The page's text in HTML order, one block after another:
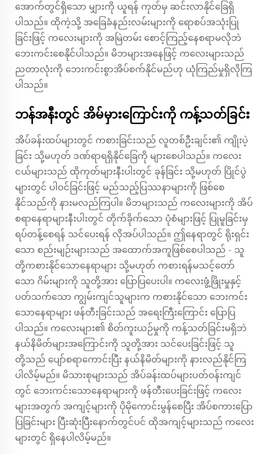
အောက်တွင်ရှိသော မျှားကို ယူရန် ကုတ်မှ ဆင်းလာနိုင်ခြေရှိ
ပါသည်။ ထိုကဲ့သို့ အခြေခံနည်းလမ်းများကို ရောစပ်အသုံးပြု
ခြင်းဖြင့် ကလေးများကို အမြဲတမ်း စောင့်ကြည့်နေစရာမလိုဘဲ
ဘေးကင်းစေနိုင်ပါသည်။ မိဘများအနေဖြင့် ကလေးများသည်
ညတာလုံးကို ဘေးကင်းစွာအိပ်စက်နိုင်မည်ဟု ယုံကြည်မှုရှိလိုကြ
ပါသည်။
ဘန်အနီးတွင် အိမ်မှားကြောင်းကို ကန့်သတ်ခြင်း
အိပ်ခန်းထပ်များတွင် ကစားခြင်းသည် လူတစ်ဦးချင်း၏ ကျိုးပဲ့
ခြင်း သို့မဟုတ် ဒဏ်ရာရရှိနိုင်ခြေကို များစေပါသည်။ ကလေး
ငယ်များသည် ထိုကုတ်များနီးပါးတွင် ခုန်ခြင်း သို့မဟုတ် ပြိုင်ပွဲ
များတွင် ပါဝင်ခြင်းဖြင့် မည်သည့်ပြဿနာများကို ဖြစ်စေ
နိုင်သည်ကို နားမလည်ကြပါ။ မိဘများသည် ကလေးများကို အိပ်
စရာနေရာများနီးပါးတွင် တိုက်ခိုက်သော ပုံစံများဖြင့် ပြုမူခြင်းမှ
ရပ်တန့်စေရန် သင်ပေးရန် လိုအပ်ပါသည်။ ဤနေရာတွင် ရိုးရှင်း
သော စည်းမျဉ်းများသည် အထောက်အကူဖြစ်စေပါသည် - သူ
တို့ကစားနိုင်သောနေရာများ သို့မဟုတ် ကစားရန်မသင့်တော်
သော ဂိမ်းများကို သူတို့အား ပြောပြပေးပါ။ ကလေးဖွံ့ဖြိုးမှုနှင့်
ပတ်သက်သော ကျွမ်းကျင်သူများက ကစားနိုင်သော ဘေးကင်း
သောနေရာများ ဖန်တီးခြင်းသည် အရေးကြီးကြောင်း ပြောပြ
ပါသည်။ ကလေးများ၏ စိတ်ကူးယဉ်မှုကို ကန့်သတ်ခြင်းမရှိဘဲ
နယ်နိမိတ်များအကြောင်းကို သူတို့အား သင်ပေးခြင်းဖြင့် သူ
တို့သည် ပျော်စရာကောင်းပြီး နယ်နိမိတ်များကို နားလည်နိုင်ကြ
ပါလိမ့်မည်။ မိသားစုများသည် အိပ်ခန်းထပ်များပတ်ဝန်းကျင်
တွင် ဘေးကင်းသောနေရာများကို ဖန်တီးပေးခြင်းဖြင့် ကလေး
များအတွက် အကျင့်များကို ပိုမိုကောင်းမွန်စေပြီး အိပ်စကားပြော
ပြခြင်းများ ပြီးဆုံးပြီးနောက်တွင်ပင် ထိုအကျင့်များသည် ကလေး
များတွင် ရှိနေပါလိမ့်မည်။